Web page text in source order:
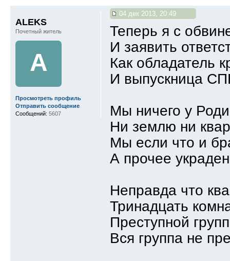
04 дек 2013, 20:49
Теперь я с
И заявить
Как обладатель
И выпускница
Мы ничего у
Ни землю ни
Мы если что и
А прочее
Неправда что
Тринадцать
Преступной
Вся группа не
ALEKS
Почетный житель
A
Просмотреть профиль
Отправить сообщение
Сообщений: 5607